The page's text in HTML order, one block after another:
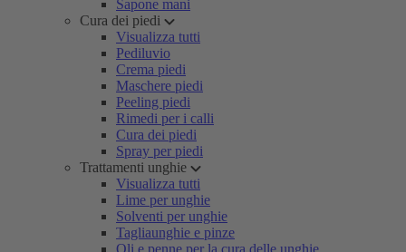
Sapone mani
Cura dei piedi
Visualizza tutti
Pediluvio
Crema piedi
Maschere piedi
Peeling piedi
Rimedi per i calli
Cura dei piedi
Spray per piedi
Trattamenti unghie
Visualizza tutti
Lime per unghie
Solventi per unghie
Tagliaunghie e pinze
Oli e penne per la cura delle unghie